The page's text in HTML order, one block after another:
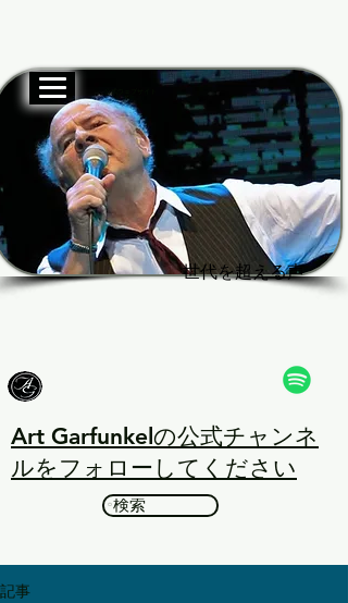
世代を超える声
世代を超える声
公式ウェブサイト
検索
Art Garfunkelの公式チャンネ
ルをフォローしてください
記事